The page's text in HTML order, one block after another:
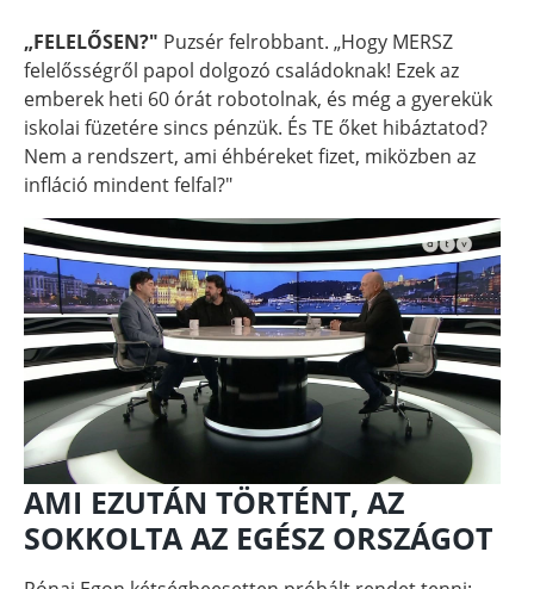
„FELELŐSEN?" Puzsér felrobbant. „Hogy MERSZ
felelősségről papol dolgozó családoknak! Ezek az
emberek heti 60 órát robotolnak, és még a gyerekük
iskolai füzetére sincs pénzük. És TE őket hibáztatod?
Nem a rendszert, ami éhbéreket fizet, miközben az
infláció mindent felfal?"
AMI EZUTÁN TÖRTÉNT, AZ
SOKKOLTA AZ EGÉSZ ORSZÁGOT